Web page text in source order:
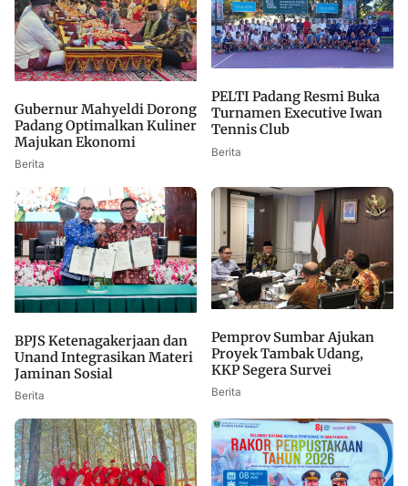
Gubernur Mahyeldi Dorong
Padang Optimalkan Kuliner
Majukan Ekonomi
Berita
PELTI Padang Resmi Buka
Turnamen Executive Iwan
Tennis Club
Berita
BPJS Ketenagakerjaan dan
Unand Integrasikan Materi
Jaminan Sosial
Berita
Pemprov Sumbar Ajukan
Proyek Tambak Udang,
KKP Segera Survei
Berita